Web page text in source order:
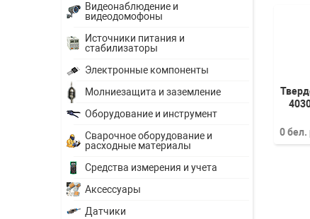
Видеонаблюдение и
видеодомофоны
Источники питания и
стабилизаторы
Электронные компоненты
Молниезащита и заземление
Оборудование и инструмент
Сварочное оборудование и
расходные материалы
Средства измерения и учета
Аксессуары
Датчики
0 бел.